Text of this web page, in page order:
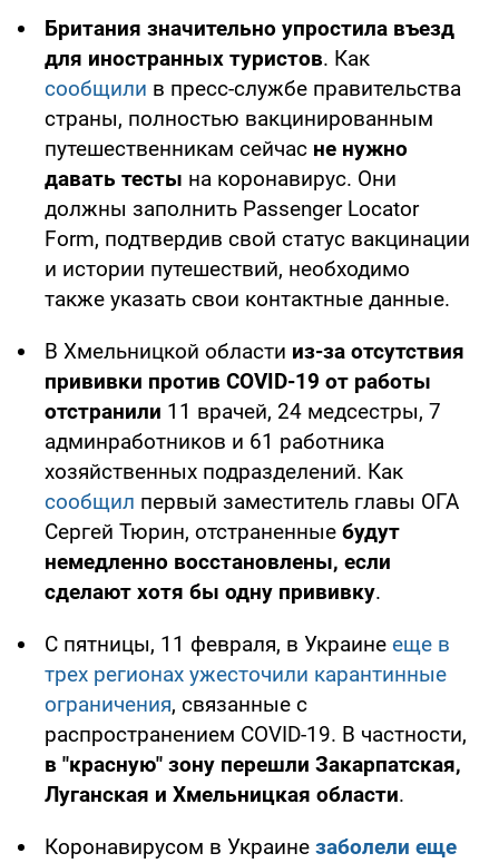
Британия значительно упростила въезд
для иностранных туристов. Как
сообщили в пресс-службе правительства
страны, полностью вакцинированным
путешественникам сейчас не нужно
давать тесты на коронавирус. Они
должны заполнить Passenger Locator
Form, подтвердив свой статус вакцинации
и истории путешествий, необходимо
также указать свои контактные данные.
В Хмельницкой области из-за отсутствия
прививки против COVID-19 от работы
отстранили 11 врачей, 24 медсестры, 7
админработников и 61 работника
хозяйственных подразделений. Как
сообщил первый заместитель главы ОГА
Сергей Тюрин, отстраненные будут
немедленно восстановлены, если
сделают хотя бы одну прививку.
С пятницы, 11 февраля, в Украине еще в
трех регионах ужесточили карантинные
ограничения, связанные с
распространением COVID-19. В частности,
в "красную" зону перешли Закарпатская,
Луганская и Хмельницкая области.
Коронавирусом в Украине заболели еще